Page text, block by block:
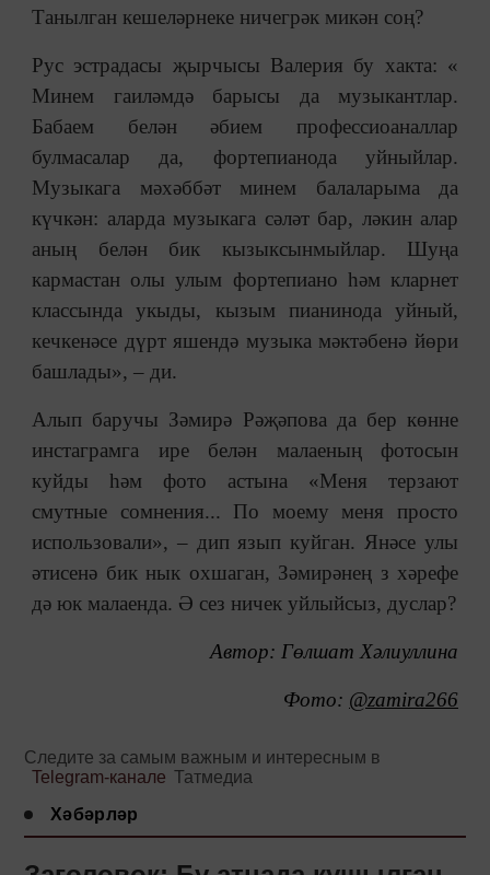
Танылган кешеләрнеке ничегрәк микән соң?
Рус эстрадасы җырчысы Валерия бу хакта: «
Минем гаиләмдә барысы да музыкантлар.
Бабаем белән әбием профессиоаналлар
булмасалар да, фортепианода уйныйлар.
Музыкага мәхәббәт минем балаларыма да
күчкән: аларда музыкага сәләт бар, ләкин алар
аның белән бик кызыксынмыйлар. Шуңа
кармастан олы улым фортепиано һәм кларнет
классында укыды, кызым пианинода уйный,
кечкенәсе дүрт яшендә музыка мәктәбенә йөри
башлады», – ди.
Алып баручы Зәмирә Рәҗәпова да бер көнне
инстаграмга ире белән малаеның фотосын
куйды һәм фото астына «Меня терзают
смутные сомнения... По моему меня просто
использовали», – дип язып куйган. Янәсе улы
әтисенә бик нык охшаган, Зәмирәнең з хәрефе
дә юк малаенда. Ә сез ничек уйлыйсыз, дуслар?
Автор: Гөлшат Хәлиуллина
Фото: @zamira266
Следите за самым важным и интересным в
Telegram-канале Татмедиа
Хәбәрләр